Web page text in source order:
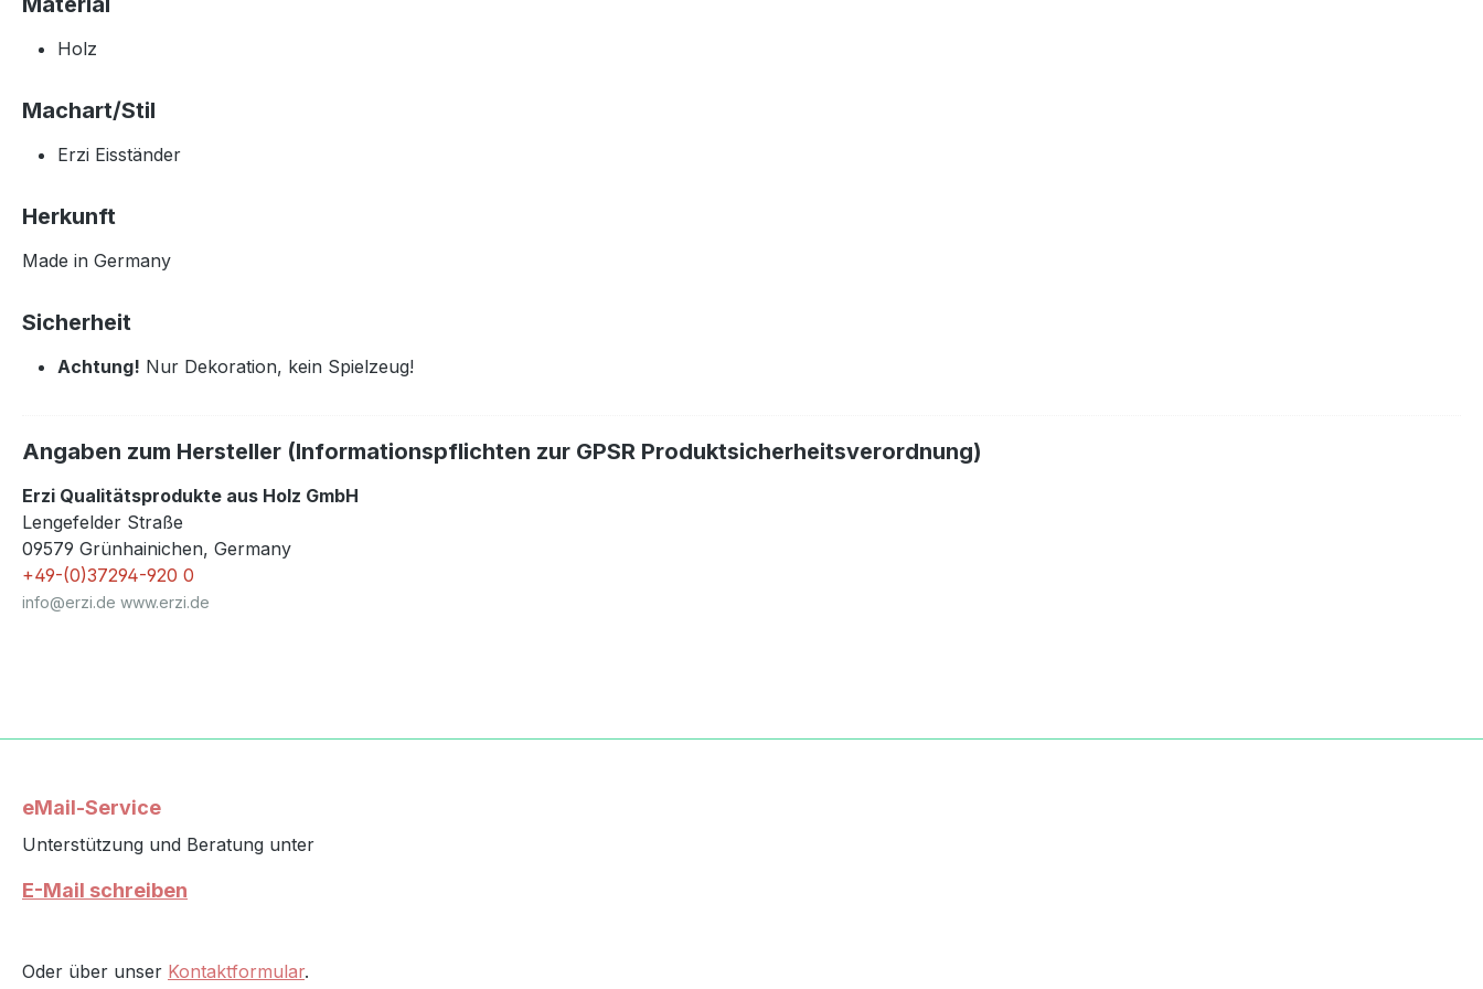
Holz
Machart/Stil
Erzi Eisständer
Herkunft
Made in Germany
Sicherheit
Achtung! Nur Dekoration, kein Spielzeug!
Angaben zum Hersteller (Informationspflichten zur GPSR Produktsicherheitsverordnung)
Erzi Qualitätsprodukte aus Holz GmbH
Lengefelder Straße
09579 Grünhainichen, Germany
+49-(0)37294-920 0
info@erzi.de www.erzi.de
eMail-Service
Unterstützung und Beratung unter
E-Mail schreiben
Oder über unser Kontaktformular.